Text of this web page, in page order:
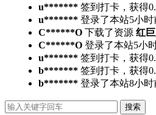
u******* 签到打卡，获得
u******* 登录了本站5小时
C******O 下载了资源 红
C******O 登录了本站5小
u******* 签到打卡，获得
b******* 签到打卡，获得
b******* 登录了本站8小时
搜索